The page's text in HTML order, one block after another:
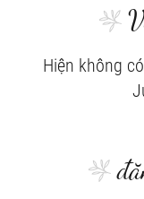
Hiện không